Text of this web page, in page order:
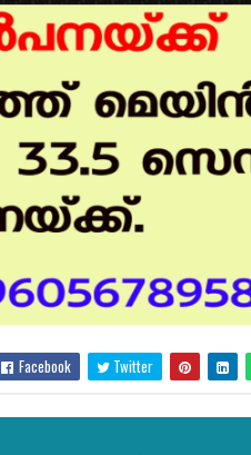
Facebook Twitter